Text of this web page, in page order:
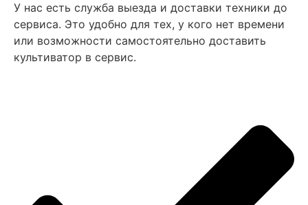
У нас есть служба выезда и доставки техники до
сервиса. Это удобно для тех, у кого нет времени
или возможности самостоятельно доставить
культиватор в сервис.